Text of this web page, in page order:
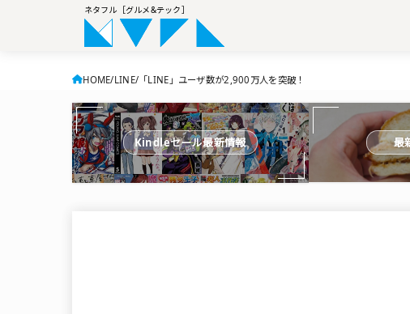
ネタフル［グルメ&テック］
HOME LINE 「LINE」ユーザ数が2,900万人を突破！
Kindleセール最新情報 最